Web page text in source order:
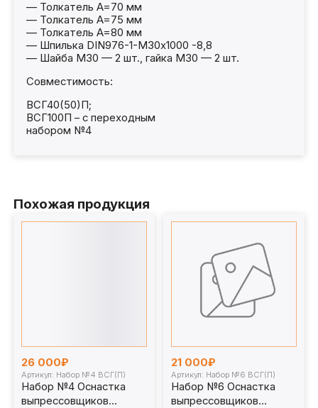
— Толкатель A=70 мм
— Толкатель A=75 мм
— Толкатель A=80 мм
— Шпилька DIN976-1-М30х1000 -8,8
— Шайба M30 — 2 шт., гайка М30 — 2 шт.
Совместимость:
ВСГ40(50)П;
ВСГ100П – с переходным
набором №4
Похожая продукция
26 000₽
Артикул: Набор №4 ВСГ(П)
Набор №4 Оснастка
выпрессовщиков
21 000₽
Артикул: Набор №6 ВСГ(П)
Набор №6 Оснастка
выпрессовщиков